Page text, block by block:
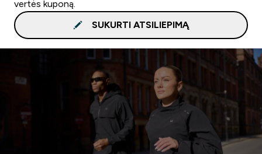
vertės kuponą.
SUKURTI ATSILIEPIMĄ